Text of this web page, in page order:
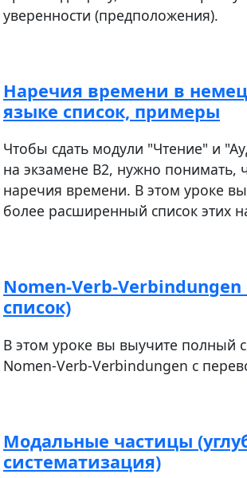
уверенности (предположения).
Наречия времени в
языке список, примеры
Чтобы сдать модули "Чтение" и
на экзамене В2, нужно понимать,
наречия времени. В этом уроке вы
более расширенный список этих
Nomen-Verb-
список)
В этом уроке вы выучите полный
Nomen-Verb-Verbindungen с
Модальные частицы
систематизация)